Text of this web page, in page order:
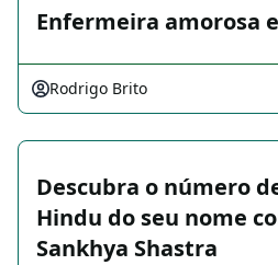
Enfermeira amorosa
Rodrigo Brito
Descubra o número
Hindu do seu nome
Sankhya Shastra